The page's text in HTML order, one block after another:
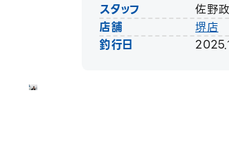
スタッフ
佐野
店舗
堺店
釣行日